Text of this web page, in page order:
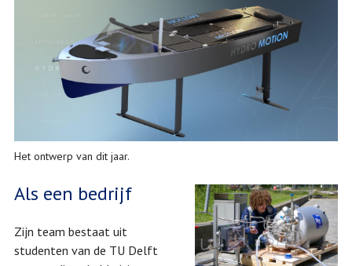
Het ontwerp van dit jaar.
Als een bedrijf
Zijn team bestaat uit
studenten van de TU Delft